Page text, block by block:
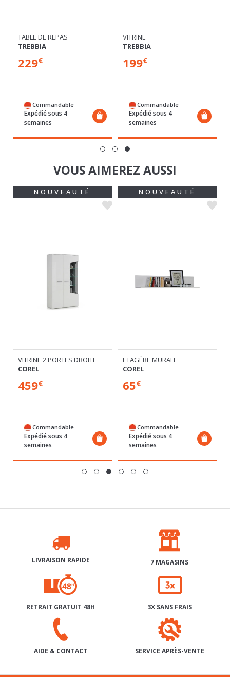
TABLE DE REPAS
TREBBIA
229€
Commandable
Expédié sous 4
semaines
VITRINE
TREBBIA
199€
Commandable
Expédié sous 4
semaines
VOUS AIMEREZ AUSSI
NOUVEAUTÉ
VITRINE 2 PORTES DROITE
COREL
459€
Commandable
Expédié sous 4
semaines
NOUVEAUTÉ
ETAGÈRE MURALE
COREL
65€
Commandable
Expédié sous 4
semaines
LIVRAISON RAPIDE 7 MAGASINS
RETRAIT GRATUIT 48H 3X SANS FRAIS
AIDE & CONTACT SERVICE APRÈS-VENTE